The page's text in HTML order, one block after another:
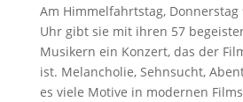
Am Himmelfahrtstag, Donnerstag
Uhr gibt sie mit ihren 57
Musikern ein Konzert, das der
ist. Melancholie, Sehnsucht,
es viele Motive in modernen